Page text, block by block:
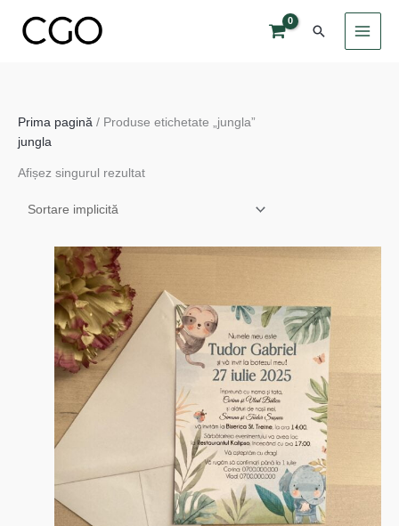
Search
Prima pagină / Produse etichetate „jungla”
jungla
Afișez singurul rezultat